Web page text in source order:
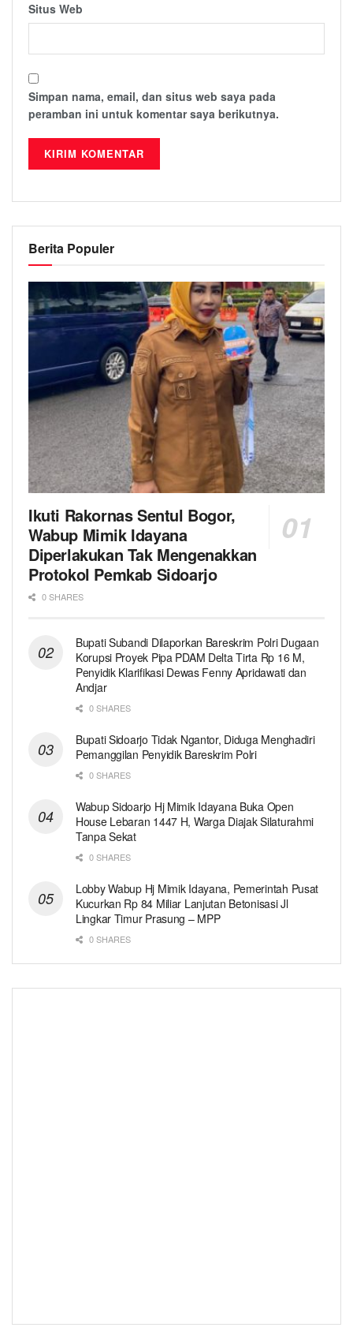
Situs Web
Simpan nama, email, dan situs web saya pada
peramban ini untuk komentar saya berikutnya.
Berita Populer
Ikuti Rakornas Sentul Bogor,
Wabup Mimik Idayana
Diperlakukan Tak Mengenakkan
Protokol Pemkab Sidoarjo
0 SHARES
Bupati Subandi Dilaporkan Bareskrim Polri Dugaan
Korupsi Proyek Pipa PDAM Delta Tirta Rp 16 M,
Penyidik Klarifikasi Dewas Fenny Apridawati dan
Andjar
0 SHARES
Bupati Sidoarjo Tidak Ngantor, Diduga Menghadiri
Pemanggilan Penyidik Bareskrim Polri
0 SHARES
Wabup Sidoarjo Hj Mimik Idayana Buka Open
House Lebaran 1447 H, Warga Diajak Silaturahmi
Tanpa Sekat
0 SHARES
Lobby Wabup Hj Mimik Idayana, Pemerintah Pusat
Kucurkan Rp 84 Miliar Lanjutan Betonisasi Jl
Lingkar Timur Prasung – MPP
0 SHARES